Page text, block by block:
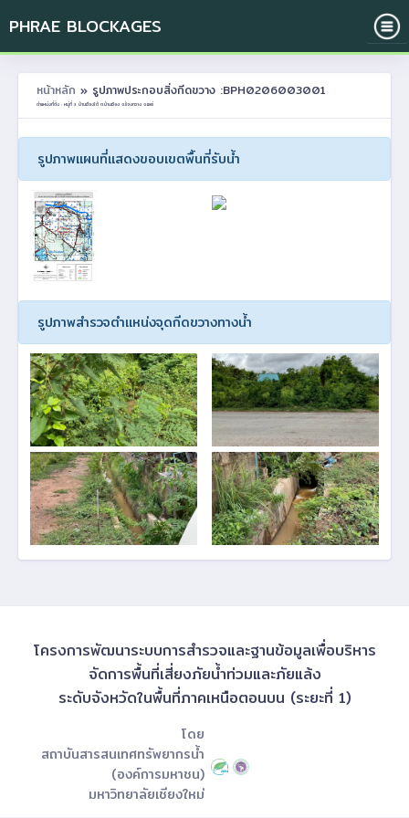
PHRAE BLOCKAGES
หน้าหลัก » รูปภาพประกอบสิ่งกีดขวาง :BPH0206003001
ตำแหน่งที่ตั้ง : หมู่ที่ 3 บ้านเวียงใต้ ต.บ้านเวียง อ.ร้องกวาง จ.แพร่
รูปภาพแผนที่แสดงขอบเขตพื้นที่รับน้ำ
รูปภาพสำรวจตำแหน่งจุดกีดขวางทางน้ำ
โครงการพัฒนาระบบการสำรวจและฐานข้อมูลเพื่อบริหาร
จัดการพื้นที่เสี่ยงภัยน้ำท่วมและภัยแล้ง
ระดับจังหวัดในพื้นที่ภาคเหนือตอนบน (ระยะที่ 1)
โดย
สถาบันสารสนเทศทรัพยากรน้ำ
(องค์การมหาชน)
มหาวิทยาลัยเชียงใหม่